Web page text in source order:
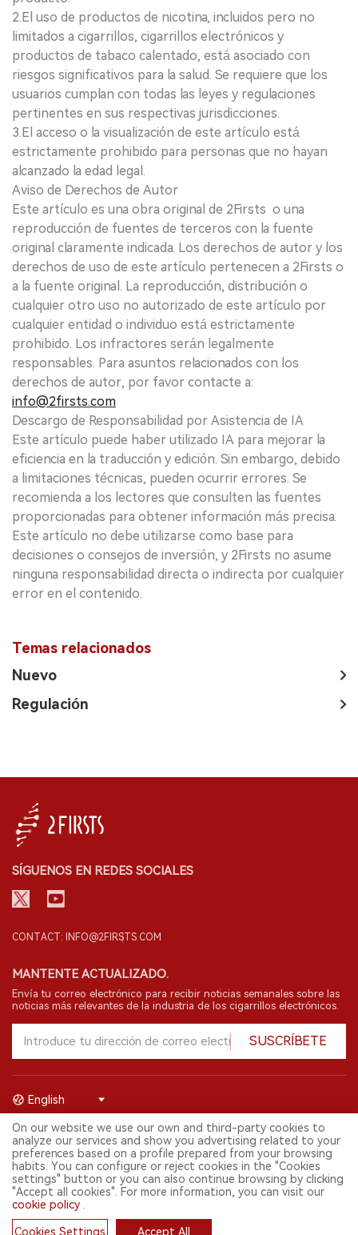
2.El uso de productos de nicotina, incluidos pero no
limitados a cigarrillos, cigarrillos electrónicos y
productos de tabaco calentado, está asociado con
riesgos significativos para la salud. Se requiere que los
usuarios cumplan con todas las leyes y regulaciones
pertinentes en sus respectivas jurisdicciones.
3.El acceso o la visualización de este artículo está
estrictamente prohibido para personas que no hayan
alcanzado la edad legal.
Aviso de Derechos de Autor
Este artículo es una obra original de 2Firsts o una
reproducción de fuentes de terceros con la fuente
original claramente indicada. Los derechos de autor y los
derechos de uso de este artículo pertenecen a 2Firsts o
a la fuente original. La reproducción, distribución o
cualquier otro uso no autorizado de este artículo por
cualquier entidad o individuo está estrictamente
prohibido. Los infractores serán legalmente
responsables. Para asuntos relacionados con los
derechos de autor, por favor contacte a:
info@2firsts.com
Descargo de Responsabilidad por Asistencia de IA
Este artículo puede haber utilizado IA para mejorar la
eficiencia en la traducción y edición. Sin embargo, debido
a limitaciones técnicas, pueden ocurrir errores. Se
recomienda a los lectores que consulten las fuentes
proporcionadas para obtener información más precisa.
Este artículo no debe utilizarse como base para
decisiones o consejos de inversión, y 2Firsts no asume
ninguna responsabilidad directa o indirecta por cualquier
error en el contenido.
Temas relacionados
Nuevo
Regulación
SÍGUENOS EN REDES SOCIALES
CONTACT: INFO@2FIRSTS.COM
MANTENTE ACTUALIZADO.
Envía tu correo electrónico para recibir noticias semanales sobre las
noticias más relevantes de la industria de los cigarrillos electrónicos.
SUSCRÍBETE
© 2026 Shenzhen 2FIRSTS Technology Co.,Ltd. Todos los derechos
reservados.
2FIRSTS solo es accesible para profesionales de la industria,
investigadores, medios y otros profesionales. El acceso por menores
está prohibido.
Este sitio web presta servicios a usuarios fuera del territorio chino
continental. Para usuarios en la China continental, por favor
visitahttps://cn.2firsts.com
English
On our website we use our own and third-party cookies to
analyze our services and show you advertising related to your
preferences based on a profile prepared from your browsing
habits. You can configure or reject cookies in the "Cookies
settings" button or you can also continue browsing by clicking
"Accept all cookies". For more information, you can visit our
cookie policy
Cookies Settings Accept All